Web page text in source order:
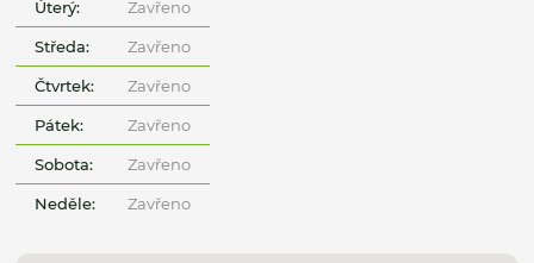
Úterý: Zavřeno
Středa: Zavřeno
Čtvrtek: Zavřeno
Pátek: Zavřeno
Sobota: Zavřeno
Neděle: Zavřeno